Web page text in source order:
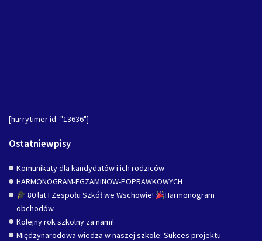
[hurrytimer id="13636"]
Ostatniewpisy
Komunikaty dla kandydatów i ich rodziców
HARMONOGRAM-EGZAMINOW-POPRAWKOWYCH
80 lat I Zespołu Szkół we Wschowie!
Harmonogram
obchodów.
Kolejny rok szkolny za nami!
Międzynarodowa wiedza w naszej szkole: Sukces projektu